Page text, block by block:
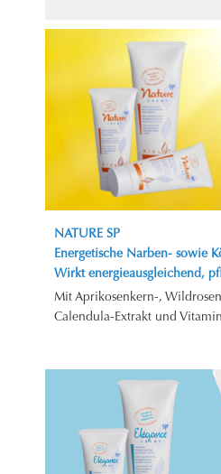
NATURE SP
Energetische Narben- sowie
Wirkt energieausgleichend,
Mit Aprikosenkern-,
Calendula-Extrakt und